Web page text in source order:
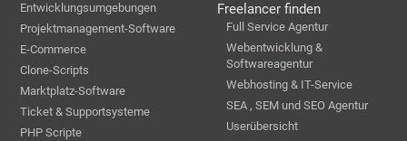
Entwicklungsumgebungen
Projektmanagement-Software
E-Commerce
Clone-Scripts
Marktplatz-Software
Ticket & Supportsysteme
PHP Scripte
Freelancer finden
Full Service Agentur
Webentwicklung &
Softwareagentur
Webhosting & IT-Service
SEA , SEM und SEO Agentur
Userübersicht